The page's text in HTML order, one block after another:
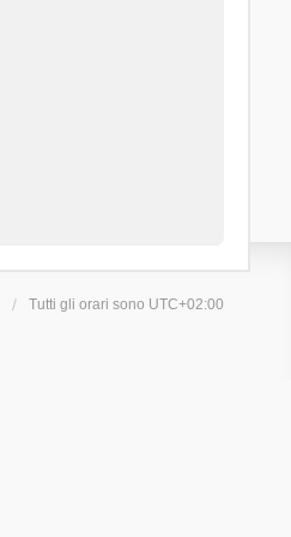
Tutti gli orari sono UTC+02:00